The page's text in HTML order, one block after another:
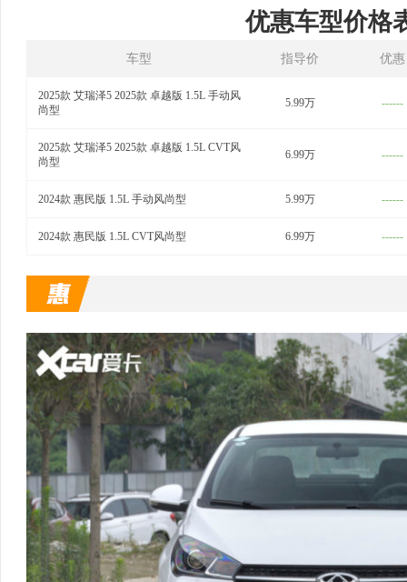
优惠车型价格
车型 指导价 优惠
2025款 艾瑞泽5 2025款 卓越版 1.5L 手动风
尚型
5.99万 ------
2025款 艾瑞泽5 2025款 卓越版 1.5L CVT风
尚型
6.99万 ------
2024款 惠民版 1.5L 手动风尚型 5.99万 ------
2024款 惠民版 1.5L CVT风尚型 6.99万 ------